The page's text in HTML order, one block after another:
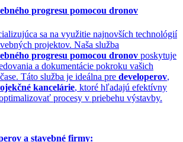
progresu pomocou dronov
sa na využitie najnovších technológií
projektov. Naša služba
progresu pomocou dronov poskytuje
a dokumentácie pokroku vašich
Táto služba je ideálna pre developerov,
kancelárie, ktoré hľadajú efektívny
procesy v priebehu výstavby.
a stavebné firmy: